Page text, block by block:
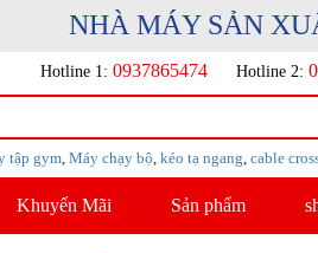
NHÀ MÁY SẢN XUẤT
Hotline 1: 0937865474 Hotline 2:
tập gym, Máy chạy bộ, kéo tạ ngang, cable
Khuyến Mãi Sản phẩm